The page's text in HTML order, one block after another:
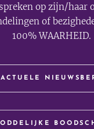
op zijn/haar
of
100% WAARHEID.